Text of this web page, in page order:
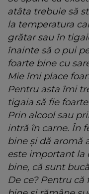
atâta trebuie să
la temperatura
grătar sau în
înainte să o pui
foarte bine cu
Mie îmi place
Pentru asta îmi
tigaia să fie
Prin alcool sau
intră în carne. În
bine și dă aromă
este important la
bine, că sunt
De ce? Pentru că